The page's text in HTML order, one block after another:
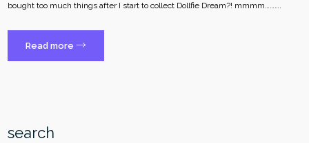
bought too much things after I start to collect Dollfie Dream?! mmmm……….
Read more“fragmentdesign
be@rbrick”
→
search